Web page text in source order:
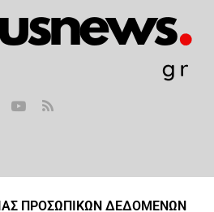
ΠΡΟΣΩΠΙΚΩΝ ΔΕΔΟΜΕΝΩΝ